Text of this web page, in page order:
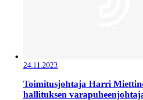
24.11.2023
Toimitusjohtaja Harri
hallituksen